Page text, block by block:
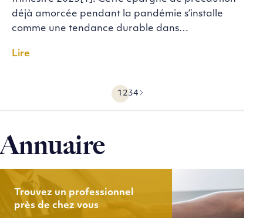
déjà amorcée pendant la pandémie s’installe
comme une tendance durable dans…
Lire
Précédent
1 234 Suivant
Annuaire
Trouvez un professionnel
près de chez vous